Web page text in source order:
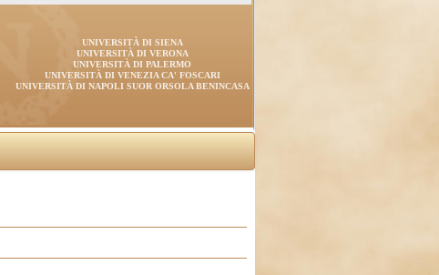
UNIVERSITÀ DI SIENA
UNIVERSITÀ DI VERONA
UNIVERSITÀ DI PALERMO
UNIVERSITÀ DI VENEZIA CA' FOSCARI
UNIVERSITÀ DI NAPOLI SUOR ORSOLA BENINCASA